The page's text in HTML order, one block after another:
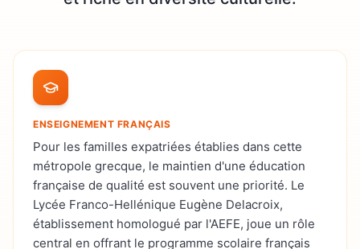
ENSEIGNEMENT FRANÇAIS
Pour les familles expatriées établies dans cette
métropole grecque, le maintien d'une éducation
française de qualité est souvent une priorité. Le
Lycée Franco-Hellénique Eugène Delacroix,
établissement homologué par l'AEFE, joue un rôle
central en offrant le programme scolaire français